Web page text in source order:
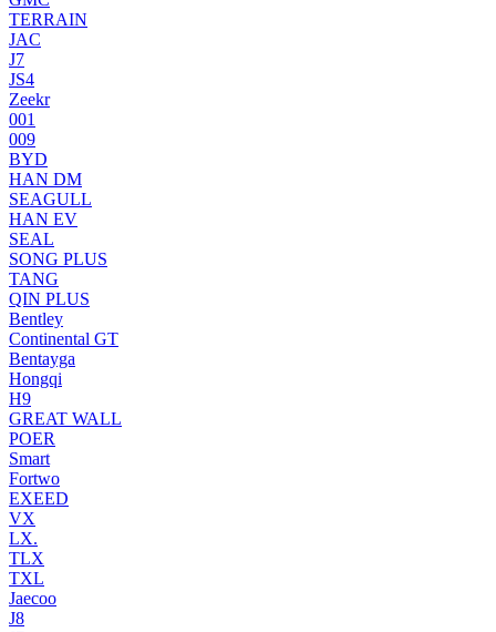
TERRAIN
JAC
J7
JS4
Zeekr
001
009
BYD
HAN DM
SEAGULL
HAN EV
SEAL
SONG PLUS
TANG
QIN PLUS
Bentley
Continental GT
Bentayga
Hongqi
H9
GREAT WALL
POER
Smart
Fortwo
EXEED
VX
LX.
TLX
TXL
Jaecoo
J8